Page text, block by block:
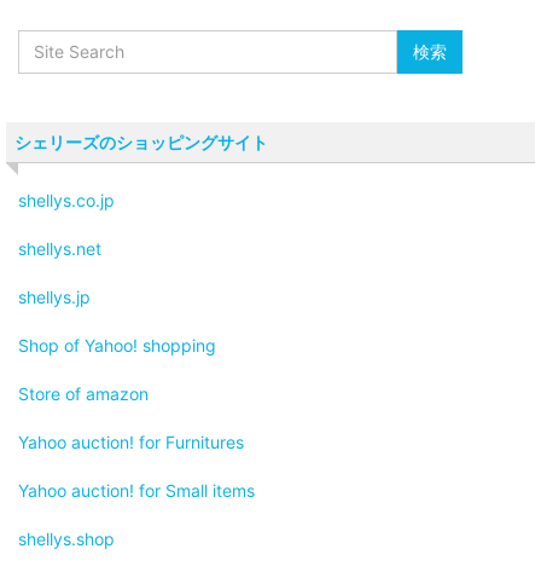
シェリーズのショッピングサイト
shellys.co.jp
shellys.net
shellys.jp
Shop of Yahoo! shopping
Store of amazon
Yahoo auction! for Furnitures
Yahoo auction! for Small items
shellys.shop